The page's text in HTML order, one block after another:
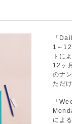
「
1～
トに
12ヶ
のナ
ただ
「
によ